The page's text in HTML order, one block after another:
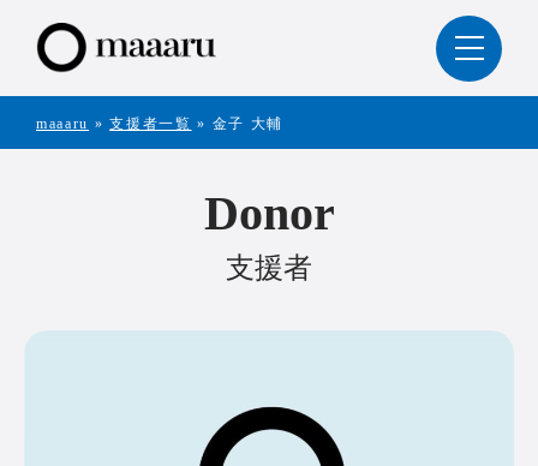
maaaru » 支援者一覧 » 金子 大輔
Donor
支援者